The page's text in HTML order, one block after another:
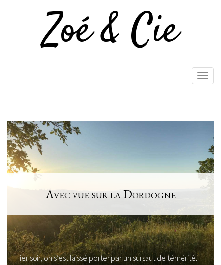
contenu
principal
Zoé & Cie
Avec vue sur la Dordogne
Hier soir, on s’est laissé porter par un sursaut de témérité.